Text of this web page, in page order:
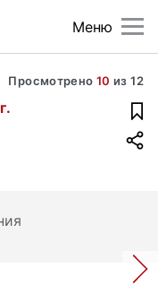
Меню
Просмотрено 10 из12